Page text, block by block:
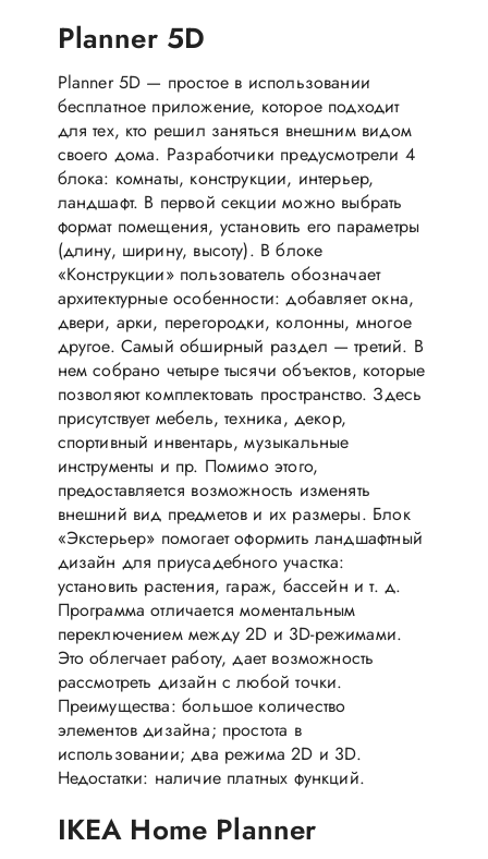
Planner 5D
Planner 5D — простое в использовании
бесплатное приложение, которое подходит
для тех, кто решил заняться внешним видом
своего дома. Разработчики предусмотрели 4
блока: комнаты, конструкции, интерьер,
ландшафт. В первой секции можно выбрать
формат помещения, установить его параметры
(длину, ширину, высоту). В блоке
«Конструкции» пользователь обозначает
архитектурные особенности: добавляет окна,
двери, арки, перегородки, колонны, многое
другое. Самый обширный раздел — третий. В
нем собрано четыре тысячи объектов, которые
позволяют комплектовать пространство. Здесь
присутствует мебель, техника, декор,
спортивный инвентарь, музыкальные
инструменты и пр. Помимо этого,
предоставляется возможность изменять
внешний вид предметов и их размеры. Блок
«Экстерьер» помогает оформить ландшафтный
дизайн для приусадебного участка:
установить растения, гараж, бассейн и т. д.
Программа отличается моментальным
переключением между 2D и 3D-режимами.
Это облегчает работу, дает возможность
рассмотреть дизайн с любой точки.
Преимущества: большое количество
элементов дизайна; простота в
использовании; два режима 2D и 3D.
Недостатки: наличие платных функций.
IKEA Home Planner